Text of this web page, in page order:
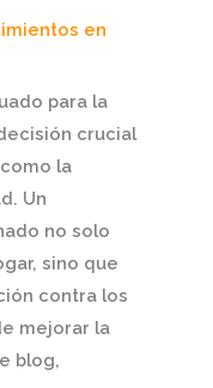
en
para la
crucial
la
Un
no solo
sino que
contra los
mejorar la
blog,